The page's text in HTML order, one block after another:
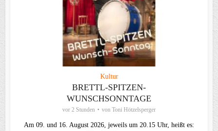
Kultur
BRETTL-SPITZEN-
WUNSCHSONNTAGE
vor 2 Stunden von Toni Hötzelsperger
Am 09. und 16. August 2026, jeweils um 20.15 Uhr, heißt es: